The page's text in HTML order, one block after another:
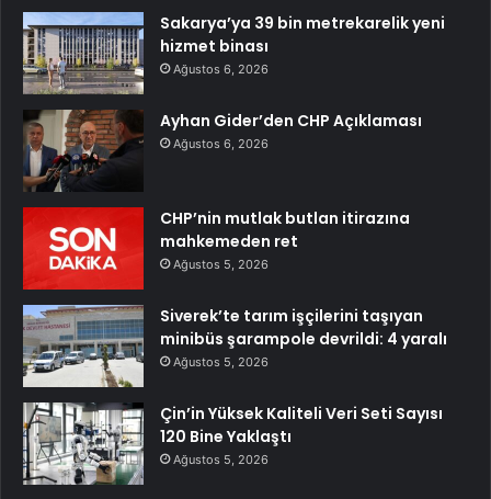
Sakarya’ya 39 bin metrekarelik yeni
hizmet binası
Ağustos 6, 2026
Ayhan Gider’den CHP Açıklaması
Ağustos 6, 2026
CHP’nin mutlak butlan itirazına
mahkemeden ret
Ağustos 5, 2026
Siverek’te tarım işçilerini taşıyan
minibüs şarampole devrildi: 4 yaralı
Ağustos 5, 2026
Çin’in Yüksek Kaliteli Veri Seti Sayısı
120 Bine Yaklaştı
Ağustos 5, 2026